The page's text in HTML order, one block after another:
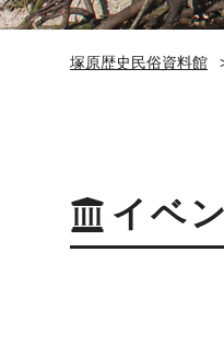
塚原歴史民俗資料館
イベ